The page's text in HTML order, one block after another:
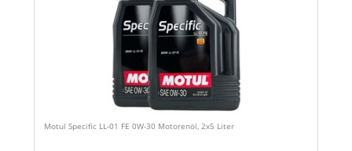
Motul Specific LL-01 FE 0W-30 Motorenöl, 2x5 Liter